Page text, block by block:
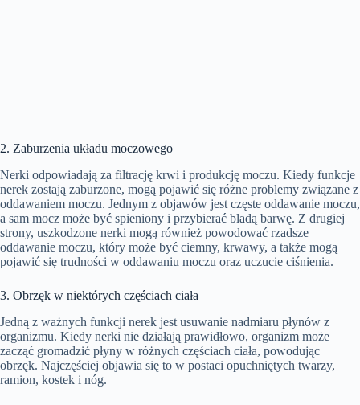
2. Zaburzenia układu moczowego
Nerki odpowiadają za filtrację krwi i produkcję moczu. Kiedy funkcje
nerek zostają zaburzone, mogą pojawić się różne problemy związane z
oddawaniem moczu. Jednym z objawów jest częste oddawanie moczu,
a sam mocz może być spieniony i przybierać bladą barwę. Z drugiej
strony, uszkodzone nerki mogą również powodować rzadsze
oddawanie moczu, który może być ciemny, krwawy, a także mogą
pojawić się trudności w oddawaniu moczu oraz uczucie ciśnienia.
3. Obrzęk w niektórych częściach ciała
Jedną z ważnych funkcji nerek jest usuwanie nadmiaru płynów z
organizmu. Kiedy nerki nie działają prawidłowo, organizm może
zacząć gromadzić płyny w różnych częściach ciała, powodując
obrzęk. Najczęściej objawia się to w postaci opuchniętych twarzy,
ramion, kostek i nóg.